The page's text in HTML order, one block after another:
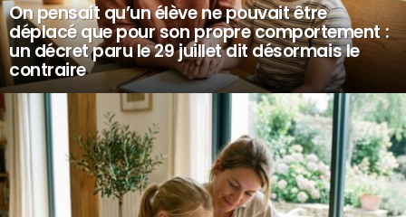
On pensait qu’un élève ne pouvait être
déplacé que pour son propre comportement :
un décret paru le 29 juillet dit désormais le
contraire